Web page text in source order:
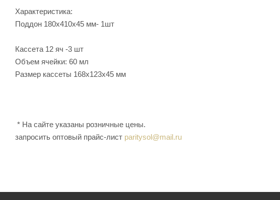
Характеристика:
Поддон 180х410х45 мм- 1шт
Кассета 12 яч -3 шт
Объем ячейки: 60 мл
Размер кассеты 168х123х45 мм
* На сайте указаны розничные цены.
запросить оптовый прайс-лист paritysol@mail.ru